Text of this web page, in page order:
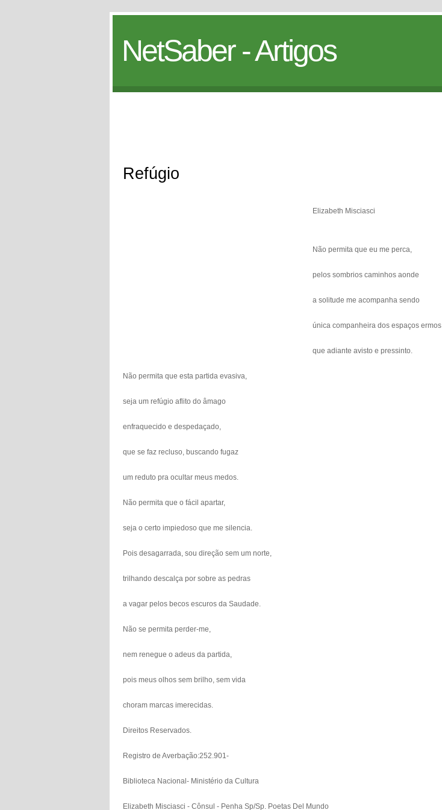
NetSaber - Artigos
Refúgio
Elizabeth Misciasci
Não permita que eu me perca,
pelos sombrios caminhos aonde
a solitude me acompanha sendo
única companheira dos espaços ermos
que adiante avisto e pressinto.
Não permita que esta partida evasiva,
seja um refúgio aflito do âmago
enfraquecido e despedaçado,
que se faz recluso, buscando fugaz
um reduto pra ocultar meus medos.
Não permita que o fácil apartar,
seja o certo impiedoso que me silencia.
Pois desagarrada, sou direção sem um norte,
trilhando descalça por sobre as pedras
a vagar pelos becos escuros da Saudade.
Não se permita perder-me,
nem renegue o adeus da partida,
pois meus olhos sem brilho, sem vida
choram marcas imerecidas.
Direitos Reservados.
Registro de Averbação:252.901-
Biblioteca Nacional- Ministério da Cultura
Elizabeth Misciasci - Cônsul - Penha Sp/Sp. Poetas Del Mundo